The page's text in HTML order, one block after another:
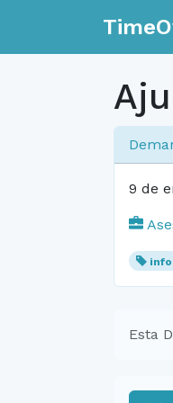
9 de
Esta